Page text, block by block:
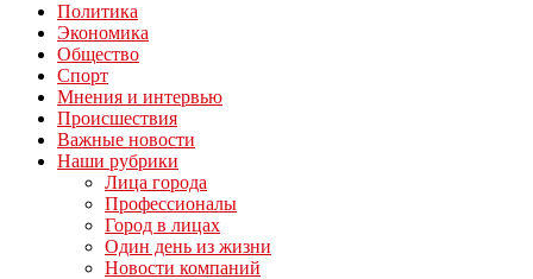
Политика
Экономика
Общество
Спорт
Мнения и интервью
Происшествия
Важные новости
Наши рубрики
Лица города
Профессионалы
Город в лицах
Один день из жизни
Новости компаний